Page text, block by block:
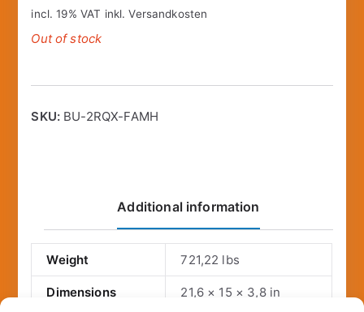
incl. 19% VAT inkl.Versandkosten
Out of stock
SKU: BU-2RQX-FAMH
Additional information
Weight 721,22 lbs
Dimensions 21,6 × 15 × 3,8 in